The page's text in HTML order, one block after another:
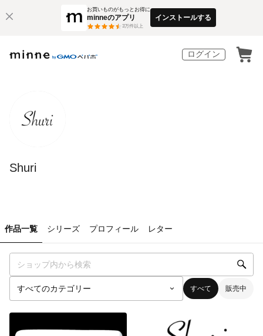
お買いものがもっとお得に
minneのアプリ
3万件以上
インストールする
ログイン
Shuri
作品一覧 シリーズ プロフィール レター
すべて 販売中